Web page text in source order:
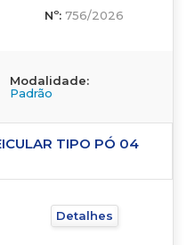
Nº:756/2026
Modalidade:
Padrão
TIPO PÓ 04
Detalhes